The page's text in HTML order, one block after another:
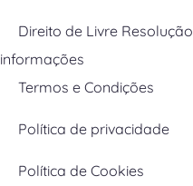
Direito de Livre Resolução
informações
Termos e Condições
Política de privacidade
Política de Cookies